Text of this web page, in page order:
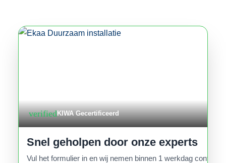
verifiedKIWA Gecertificeerd
Snel geholpen door onze experts
Vul het formulier in en wij nemen binnen 1 werkdag contact